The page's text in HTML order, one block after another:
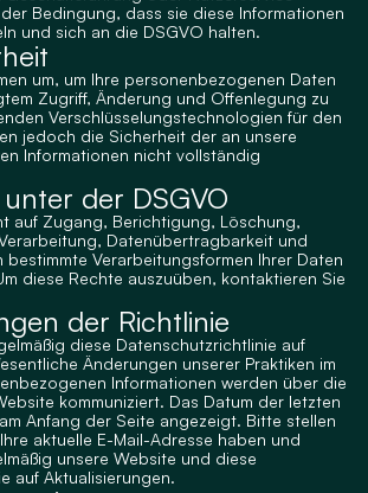
Bedingung, dass sie diese Informationen
und sich an die DSGVO halten.
um, um Ihre personenbezogenen Daten
Zugriff, Änderung und Offenlegung zu
Verschlüsselungstechnologien für den
jedoch die Sicherheit der an unsere
Informationen nicht vollständig
der DSGVO
auf Zugang, Berichtigung, Löschung,
Datenübertragbarkeit und
Verarbeitungsformen Ihrer Daten
diese Rechte auszuüben, kontaktieren Sie
der Richtlinie
diese Datenschutzrichtlinie auf
Änderungen unserer Praktiken im
Informationen werden über die
kommuniziert. Das Datum der letzten
Anfang der Seite angezeigt. Bitte stellen
aktuelle E-Mail-Adresse haben und
unsere Website und diese
auf Aktualisierungen.